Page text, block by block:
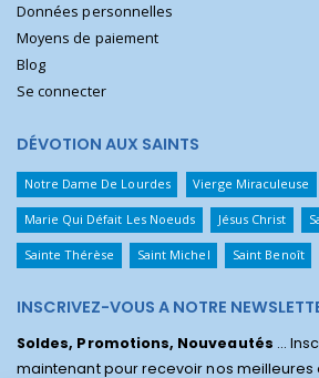
Données personnelles
Moyens de paiement
Blog
Se connecter
DÉVOTION AUX SAINTS
Notre Dame De Lourdes Vierge Miraculeuse
Marie Qui Défait Les Noeuds Jésus Christ
Sainte Thérèse Saint Michel Saint Benoît
INSCRIVEZ-VOUS A NOTRE
Soldes, Promotions, Nouveautés ...
maintenant pour recevoir nos meilleures